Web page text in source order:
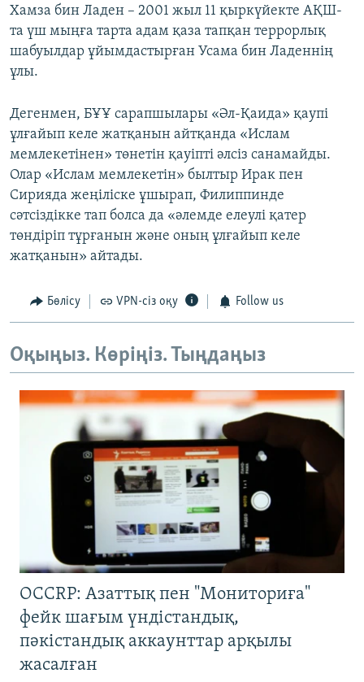
Хамза бин Ладен – 2001 жыл 11 қыркүйекте АҚШ-
та үш мыңға тарта адам қаза тапқан террорлық
шабуылдар ұйымдастырған Усама бин Ладеннің
ұлы.
Дегенмен, БҰҰ сарапшылары «Әл-Қаида» қаупі
ұлғайып келе жатқанын айтқанда «Ислам
мемлекетінен» төнетін қауіпті әлсіз санамайды.
Олар «Ислам мемлекетін» былтыр Ирак пен
Сирияда жеңіліске ұшырап, Филиппинде
сәтсіздікке тап болса да «әлемде елеулі қатер
төндіріп тұрғанын және оның ұлғайып келе
жатқанын» айтады.
Бөлісу VPN-сіз оқу Follow us
Оқыңыз. Көріңіз. Тыңдаңыз
OCCRP: Азаттық пен "Мониториға"
фейк шағым үндістандық,
пәкістандық аккаунттар арқылы
жасалған